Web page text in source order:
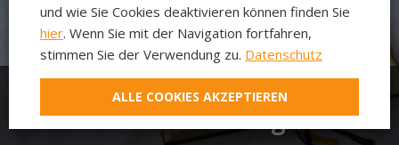
Gottesdienstordnung
und wie Sie Cookies deaktivieren können finden Sie
hier. Wenn Sie mit der Navigation fortfahren,
stimmen Sie der Verwendung zu. Datenschutz
ALLE COOKIES AKZEPTIEREN